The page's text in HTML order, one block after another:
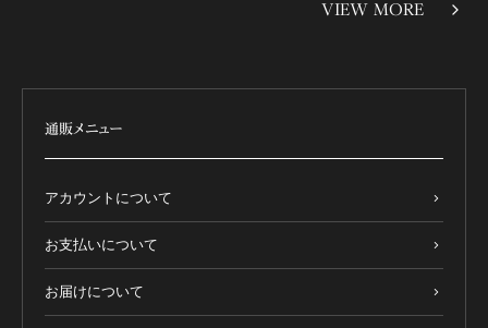
VIEW MORE
通販メニュー
アカウントについて
お支払いについて
お届けについて